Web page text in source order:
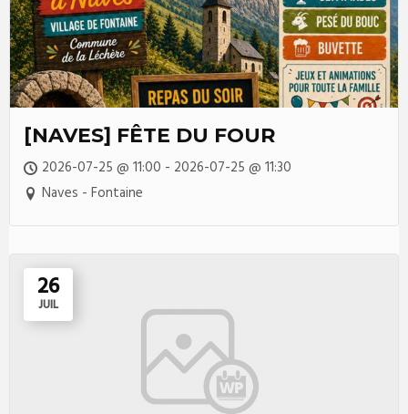
[NAVES] FÊTE DU FOUR
2026-07-25 @ 11:00 - 2026-07-25 @ 11:30
Naves - Fontaine
26
JUIL